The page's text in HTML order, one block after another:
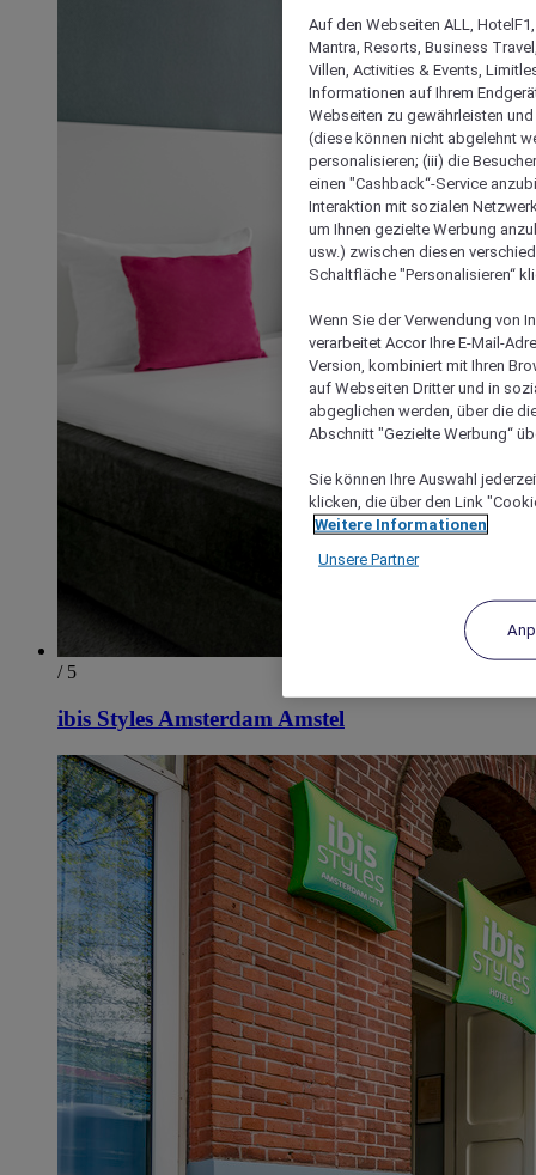
/ 5
ibis Styles Amsterdam Amstel
Auf den Webseiten ALL,
Mantra, Resorts, Business
Villen, Activities & Events,
Informationen auf Ihrem
Webseiten zu gewährleisten
(diese können nicht abgelehnt
personalisieren; (iii) die
einen "Cashback“-Service
Interaktion mit sozialen
um Ihnen gezielte Werbung
usw.) zwischen diesen
Schaltfläche "Personalisieren“
Wenn Sie der Verwendung von
verarbeitet Accor Ihre E-Mail-
Version, kombiniert mit Ihren
auf Webseiten Dritter und in
abgeglichen werden, über die
Abschnitt "Gezielte Werbung“
Sie können Ihre Auswahl
klicken, die über den Link
Weitere Informationen
Unsere Partner